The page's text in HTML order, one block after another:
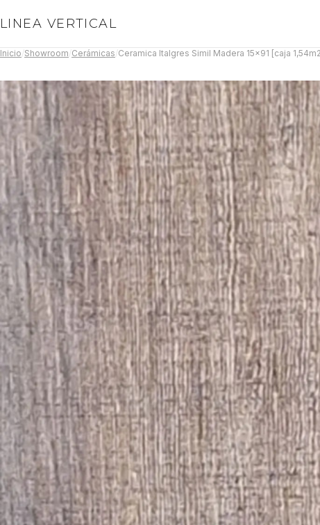
LINEA VERTICAL
Inicio Showroom Cerámicas Ceramica Italgres Simil Madera 15x91 [caja